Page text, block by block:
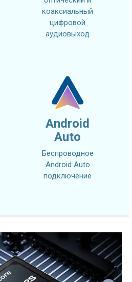
коаксиальный
цифровой
аудиовыход
Android
Auto
Беспроводное
Android Auto
подключение